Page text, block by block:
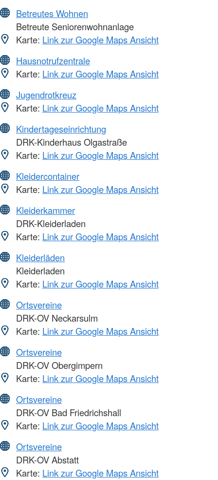
Betreutes Wohnen
Betreute Seniorenwohnanlage
Karte: Link zur Google Maps Ansicht
Hausnotrufzentrale
Karte: Link zur Google Maps Ansicht
Jugendrotkreuz
Karte: Link zur Google Maps Ansicht
Kindertageseinrichtung
DRK-Kinderhaus Olgastraße
Karte: Link zur Google Maps Ansicht
Kleidercontainer
Karte: Link zur Google Maps Ansicht
Kleiderkammer
DRK-Kleiderladen
Karte: Link zur Google Maps Ansicht
Kleiderläden
Kleiderladen
Karte: Link zur Google Maps Ansicht
Ortsvereine
DRK-OV Neckarsulm
Karte: Link zur Google Maps Ansicht
Ortsvereine
DRK-OV Obergimpern
Karte: Link zur Google Maps Ansicht
Ortsvereine
DRK-OV Bad Friedrichshall
Karte: Link zur Google Maps Ansicht
Ortsvereine
DRK-OV Abstatt
Karte: Link zur Google Maps Ansicht